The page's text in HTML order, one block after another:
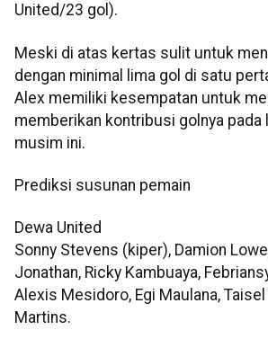
United/23 gol).
Meski di atas kertas sulit untuk
dengan minimal lima gol di satu
Alex memiliki kesempatan untuk
memberikan kontribusi golnya pada
musim ini.
Prediksi susunan pemain
Dewa United
Sonny Stevens (kiper), Damion
Jonathan, Ricky Kambuaya,
Alexis Mesidoro, Egi Maulana,
Martins.